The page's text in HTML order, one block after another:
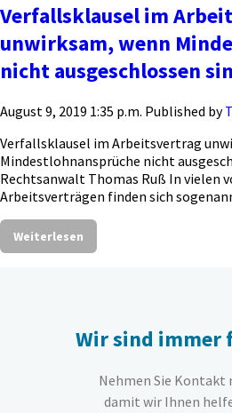
Verfallsklausel im
unwirksam, wenn
nicht ausgeschlossen
August 9, 2019 1:35 p.m. Published by
Verfallsklausel im Arbeitsvertrag
Mindestlohnansprüche nicht
Rechtsanwalt Thomas Ruß In vielen
Arbeitsverträgen finden sich
Weiterlesen
Wir sind immer
Nehmen Sie Kontakt
damit wir Ihnen